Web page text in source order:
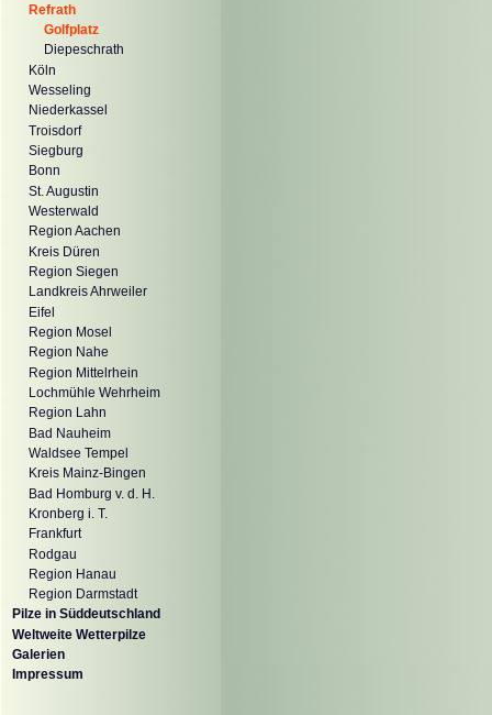
Refrath
Golfplatz
Diepeschrath
Köln
Wesseling
Niederkassel
Troisdorf
Siegburg
Bonn
St. Augustin
Westerwald
Region Aachen
Kreis Düren
Region Siegen
Landkreis Ahrweiler
Eifel
Region Mosel
Region Nahe
Region Mittelrhein
Lochmühle Wehrheim
Region Lahn
Bad Nauheim
Waldsee Tempel
Kreis Mainz-Bingen
Bad Homburg v. d. H.
Kronberg i. T.
Frankfurt
Rodgau
Region Hanau
Region Darmstadt
Pilze in Süddeutschland
Weltweite Wetterpilze
Galerien
Impressum